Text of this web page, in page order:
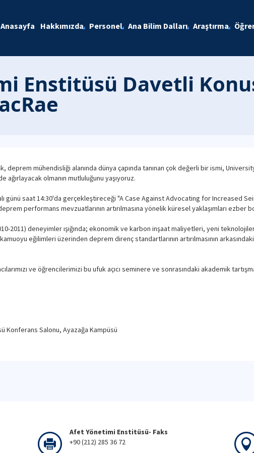
Anasayfa Hakkımızda Personel Ana Bilim Dalları Araştırma
Enstitüsü Davetli
deprem mühendisliği alanında dünya çapında tanınan çok değerli bir ismi,
ağırlayacak olmanın mutluluğunu yaşıyoruz.
günü saat 14:30'da gerçekleştireceği "A Case Against Advocating for Increased
deprem performans mevzuatlarının artırılmasına yönelik küresel yaklaşımları
2011) deneyimler ışığında; ekonomik ve karbon inşaat maliyetleri, yeni
eğilimleri üzerinden deprem direnç standartlarının artırılmasının
ve öğrencilerimizi bu ufuk açıcı seminere ve sonrasındaki akademik
Konferans Salonu, Ayazağa Kampüsü
Afet Yönetimi Enstitüsü- Faks
+90 (212) 285 36 72